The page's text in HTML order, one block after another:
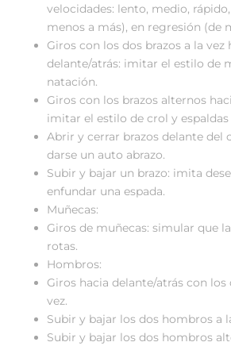
velocidades: lento, medio,
menos a más), en regresión (de
Giros con los dos brazos a la vez
delante/atrás: imitar el estilo de
natación.
Giros con los brazos alternos
imitar el estilo de crol y
Abrir y cerrar brazos delante del
darse un auto abrazo.
Subir y bajar un brazo: imita
enfundar una espada.
Muñecas:
Giros de muñecas: simular que
rotas.
Hombros:
Giros hacia delante/atrás con
vez.
Subir y bajar los dos hombros a
Subir y bajar los dos hombros